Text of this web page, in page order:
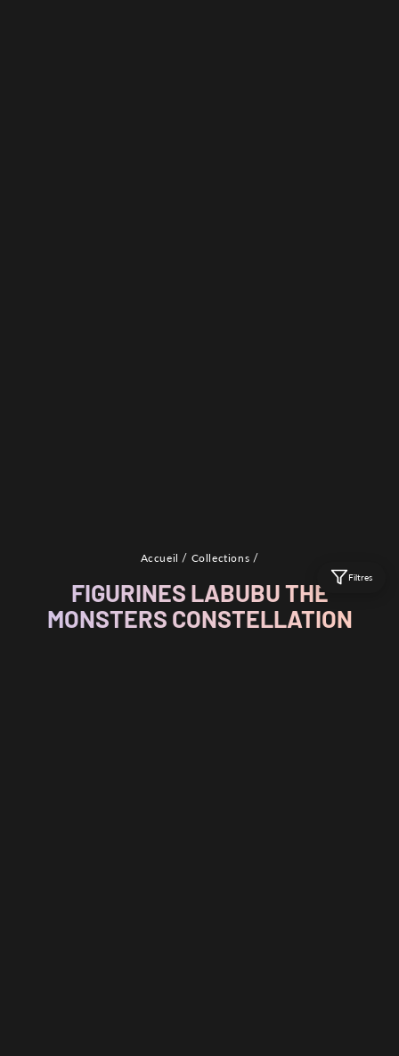
Accueil / Collections /
FIGURINES LABUBU THE
MONSTERS CONSTELLATION
Filtres